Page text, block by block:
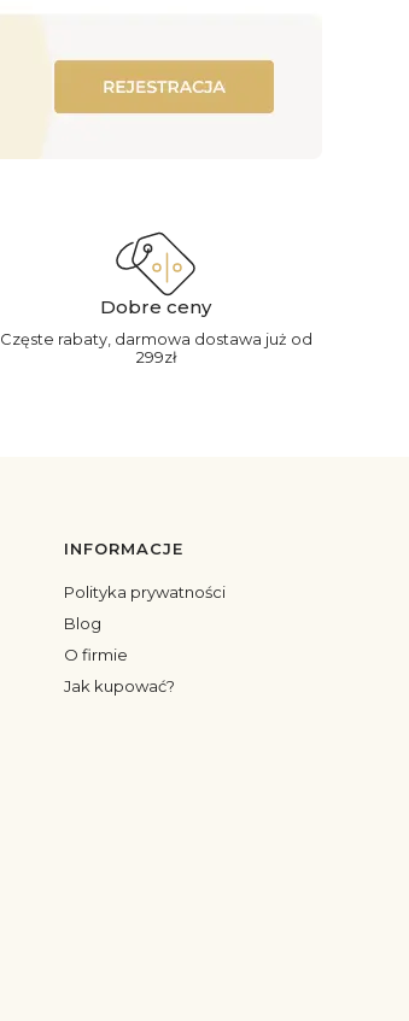
Dobre ceny
Częste rabaty, darmowa dostawa już od
299zł
INFORMACJE
Polityka prywatności
Blog
O firmie
Jak kupować?